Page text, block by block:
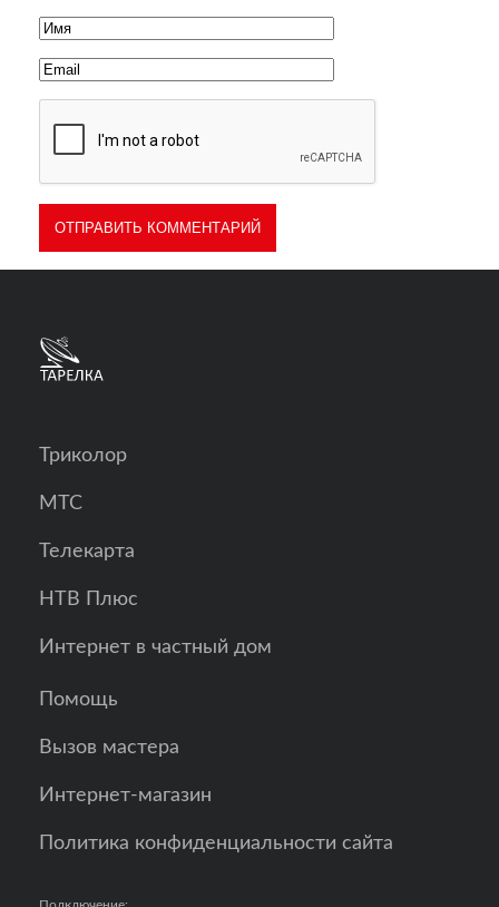
Триколор
МТС
Телекарта
НТВ Плюс
Интернет в частный дом
Помощь
Вызов мастера
Интернет-магазин
Политика конфиденциальности сайта
Подключение: